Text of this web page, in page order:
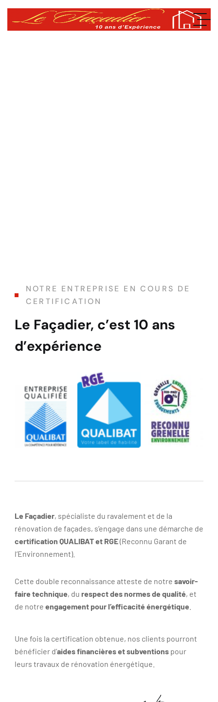
NOTRE ENTREPRISE EN COURS DE
CERTIFICATION
Le Façadier, c’est 10 ans
d’expérience
Le Façadier, spécialiste du ravalement et de la
rénovation de façades, s’engage dans une démarche de
certification QUALIBAT et RGE(Reconnu Garant de
l’Environnement).
Cette double reconnaissance atteste de notre savoir-
faire technique, du respect des normes de qualité, et
de notre engagement pour l’efficacité énergétique
Une fois la certification obtenue, nos clients pourront
bénéficier d’aides financières et subventions pour
leurs travaux de rénovation énergétique.